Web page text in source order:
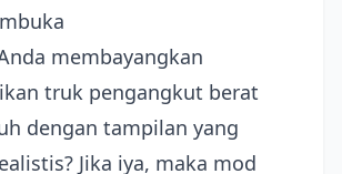
membayangkan
truk pengangkut berat
dengan tampilan yang
Jika iya, maka mod